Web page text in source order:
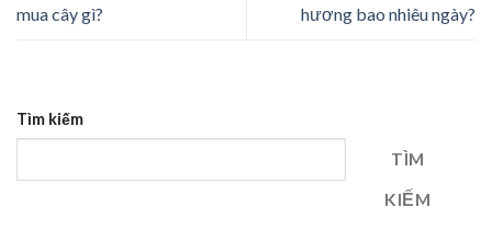
mua cây gì?
hương bao nhiêu ngày?
Tìm kiếm
TÌM
KIẾM